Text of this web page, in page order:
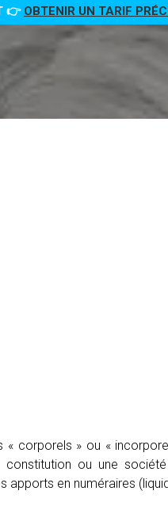
👉 OBTENIR UN TARIF
corporels » ou «
ou une
apports en numéraires